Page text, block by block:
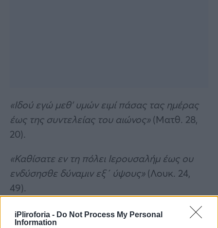
iPliroforia - Do Not Process My Personal
Information
«Ιδού εγώ μεθ’ υμών ειμί πάσας τας ημέρας
έως της συντελείας του αιώνος»(Ματθ. 28,
20).
«Καθίσατε εν τη πόλει Ιερουσαλήμ έως ου
ενδύσησθε δύναμιν εξ΄ ύψους»(Λουκ. 24,
49).